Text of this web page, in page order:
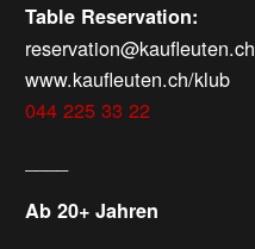
Table Reservation:
reservation@kaufleuten.ch
www.kaufleuten.ch/klub
044 225 33 22
Ab 20+ Jahren